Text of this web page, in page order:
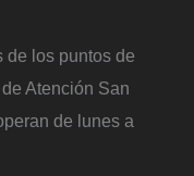
de los puntos de
Atención San
de lunes a